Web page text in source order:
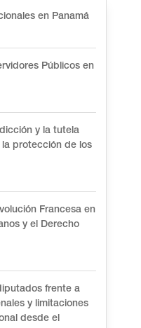
en Panamá
Públicos en
y la tutela
protección de los
Francesa en
y el Derecho
frente a
y limitaciones
desde el